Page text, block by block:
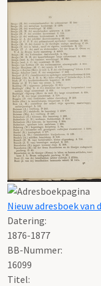
Nieuw adresboek van
Datering:
1876-1877
BB-Nummer:
16099
Titel: